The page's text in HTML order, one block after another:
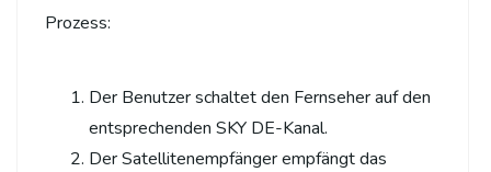
Prozess:
Der Benutzer schaltet den Fernseher auf den
entsprechenden SKY DE-Kanal.
Der Satellitenempfänger empfängt das